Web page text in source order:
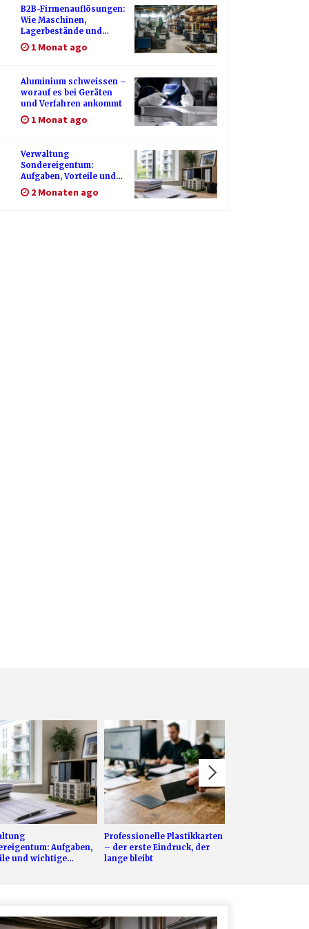
B2B-Firmenauflösungen:
Wie Maschinen,
Lagerbestände und
Betriebsausstattung
sinnvoll verwertet
1 Monat ago
Aluminium schweissen –
worauf es bei Geräten
und Verfahren ankommt
1 Monat ago
Verwaltung
Sondereigentum:
Aufgaben, Vorteile und
wichtige Unterschiede
zur WEG-Verwaltung
2 Monaten ago
Aufgaben,
und wichtige
Professionelle Plastikkarten
– der erste Eindruck, der
lange bleibt